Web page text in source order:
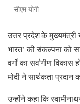
सीएम योगी
उत्तर प्रदेश के मुख्यमंत्री
भारत’ की संकल्पना को
वर्गों का सर्वांगीण
मोदी ने सार्थकता प्रदान
उन्होंने कहा कि